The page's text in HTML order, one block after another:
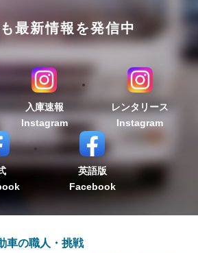
最新情報を発信中
入庫速報
Instagram
レンタリース
Instagram
英語版
Facebook
車の職人・挑戦